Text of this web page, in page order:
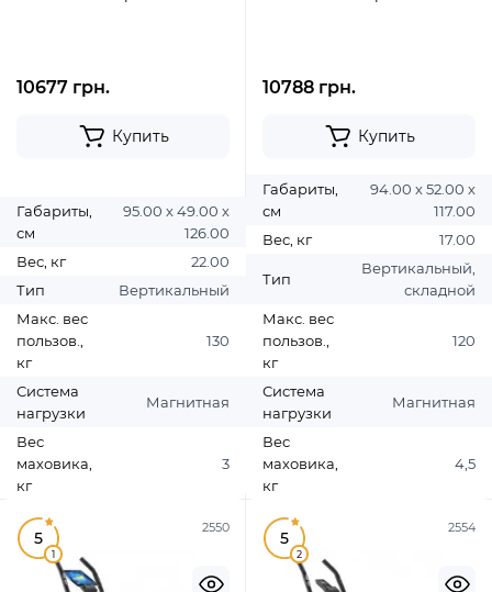
10677 грн.
Купить
Габариты,
см
95.00 х 49.00 х
126.00
Вес, кг
22.00
Тип
Вертикальный
Макс. вес
пользов.,
кг
130
Система
нагрузки
Магнитная
Вес
маховика,
кг
3
10788 грн.
Купить
Габариты,
см
94.00 х 52.00 х
117.00
Вес, кг
17.00
Тип
Вертикальный,
складной
Макс. вес
пользов.,
кг
120
Система
нагрузки
Магнитная
Вес
маховика,
кг
4,5
2550
5
1
2554
5
2